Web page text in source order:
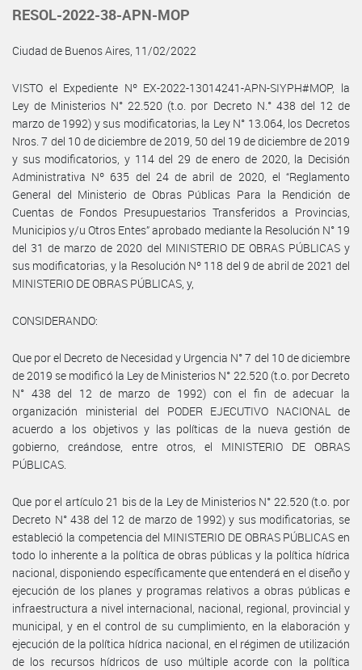
RESOL-2022-38-APN-MOP
Ciudad de Buenos Aires, 11/02/2022
VISTO el Expediente Nº EX-2022-13014241-APN-SIYPH#MOP, la
Ley de Ministerios N° 22.520 (t.o. por Decreto N.° 438 del 12 de
marzo de 1992) y sus modificatorias, la Ley N° 13.064, los Decretos
Nros. 7 del 10 de diciembre de 2019, 50 del 19 de diciembre de 2019
y sus modificatorios, y 114 del 29 de enero de 2020, la Decisión
Administrativa Nº 635 del 24 de abril de 2020, el “Reglamento
General del Ministerio de Obras Públicas Para la Rendición de
Cuentas de Fondos Presupuestarios Transferidos a Provincias,
Municipios y/u Otros Entes” aprobado mediante la Resolución N° 19
del 31 de marzo de 2020 del MINISTERIO DE OBRAS PÚBLICAS y
sus modificatorias, y la Resolución Nº 118 del 9 de abril de 2021 del
MINISTERIO DE OBRAS PÚBLICAS, y,
CONSIDERANDO:
Que por el Decreto de Necesidad y Urgencia N° 7 del 10 de diciembre
de 2019 se modificó la Ley de Ministerios N° 22.520 (t.o. por Decreto
N° 438 del 12 de marzo de 1992) con el fin de adecuar la
organización ministerial del PODER EJECUTIVO NACIONAL de
acuerdo a los objetivos y las políticas de la nueva gestión de
gobierno, creándose, entre otros, el MINISTERIO DE OBRAS
PÚBLICAS.
Que por el artículo 21 bis de la Ley de Ministerios N° 22.520 (t.o. por
Decreto N° 438 del 12 de marzo de 1992) y sus modificatorias, se
estableció la competencia del MINISTERIO DE OBRAS PÚBLICAS en
todo lo inherente a la política de obras públicas y la política hídrica
nacional, disponiendo específicamente que entenderá en el diseño y
ejecución de los planes y programas relativos a obras públicas e
infraestructura a nivel internacional, nacional, regional, provincial y
municipal, y en el control de su cumplimiento, en la elaboración y
ejecución de la política hídrica nacional, en el régimen de utilización
de los recursos hídricos de uso múltiple acorde con la política